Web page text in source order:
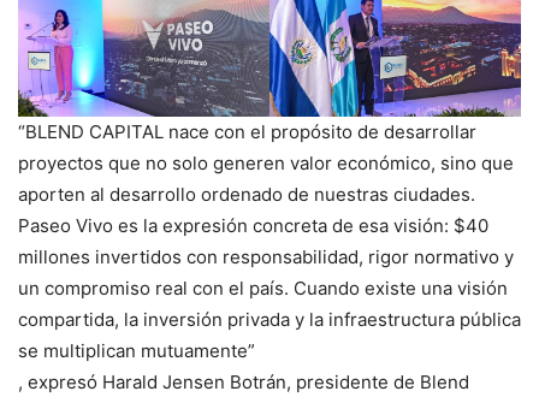
“BLEND CAPITAL nace con el propósito de desarrollar
proyectos que no solo generen valor económico, sino que
aporten al desarrollo ordenado de nuestras ciudades.
Paseo Vivo es la expresión concreta de esa visión: $40
millones invertidos con responsabilidad, rigor normativo y
un compromiso real con el país. Cuando existe una visión
compartida, la inversión privada y la infraestructura pública
se multiplican mutuamente”
, expresó Harald Jensen Botrán, presidente de Blend